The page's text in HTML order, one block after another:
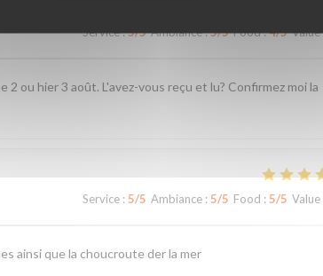
Service:5/5 Ambiance:5/5 Food:4/5 Value
2 ou hier 3 août. L'avez-vous reçu et lu? Confirmez moi la
Service : 5/5 Ambiance : 5/5 Food : 5/5 Value
ainsi que la choucroute der la mer